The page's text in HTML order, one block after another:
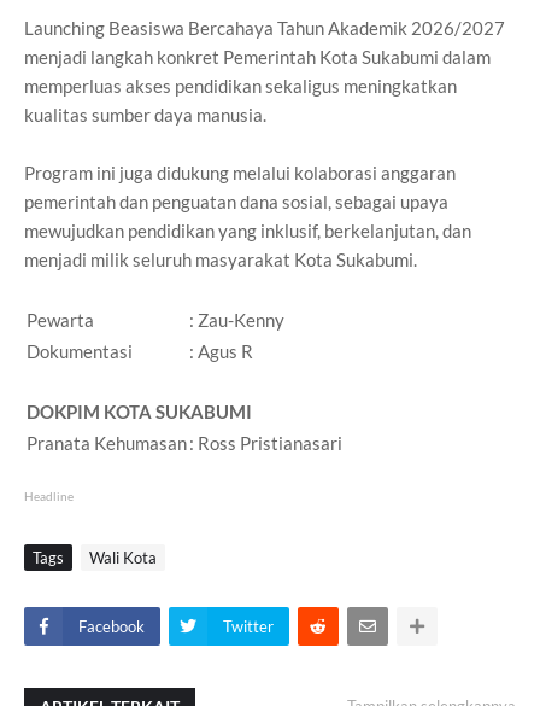
Launching Beasiswa Bercahaya Tahun Akademik 2026/2027
menjadi langkah konkret Pemerintah Kota Sukabumi dalam
memperluas akses pendidikan sekaligus meningkatkan
kualitas sumber daya manusia.
Program ini juga didukung melalui kolaborasi anggaran
pemerintah dan penguatan dana sosial, sebagai upaya
mewujudkan pendidikan yang inklusif, berkelanjutan, dan
menjadi milik seluruh masyarakat Kota Sukabumi.
Pewarta
: Zau-Kenny
Dokumentasi
: Agus R
DOKPIM KOTA SUKABUMI
Pranata Kehumasan: Ross Pristianasari
Headline
Tags Wali Kota
Facebook Twitter